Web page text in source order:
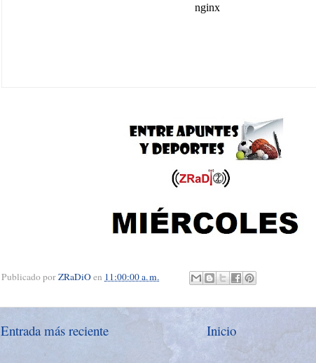
Publicado porZRaDiOen 11:00:00 a. m.
Entrada más reciente Inicio